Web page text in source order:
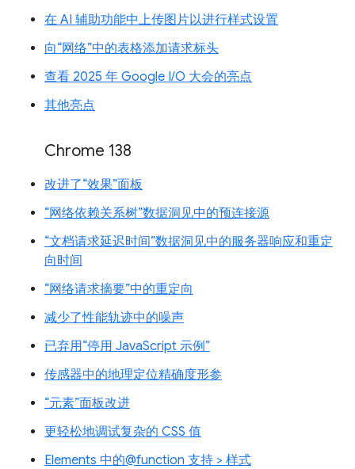
在 AI 辅助功能中上传图片以进行样式设置
向“网络”中的表格添加请求标头
查看 2025 年 Google I/O 大会的亮点
其他亮点
Chrome 138
改进了“效果”面板
“网络依赖关系树”数据洞见中的预连接源
“文档请求延迟时间”数据洞见中的服务器响应和重定
向时间
“网络请求摘要”中的重定向
减少了性能轨迹中的噪声
已弃用“停用 JavaScript 示例”
传感器中的地理定位精确度形参
“元素”面板改进
更轻松地调试复杂的 CSS 值
Elements 中的@function 支持 > 样式